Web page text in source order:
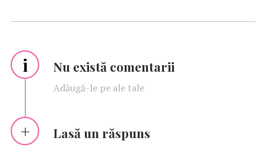
i Nu există comentarii
Adăugă-le pe ale tale
Lasă un răspuns